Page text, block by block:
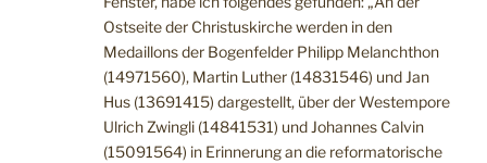
Ostseite der Christuskirche werden in den
Medaillons der Bogenfelder Philipp Melanchthon
(14971560), Martin Luther (14831546) und Jan
Hus (13691415) dargestellt, über der Westempore
Ulrich Zwingli (14841531) und Johannes Calvin
(15091564) in Erinnerung an die reformatorische